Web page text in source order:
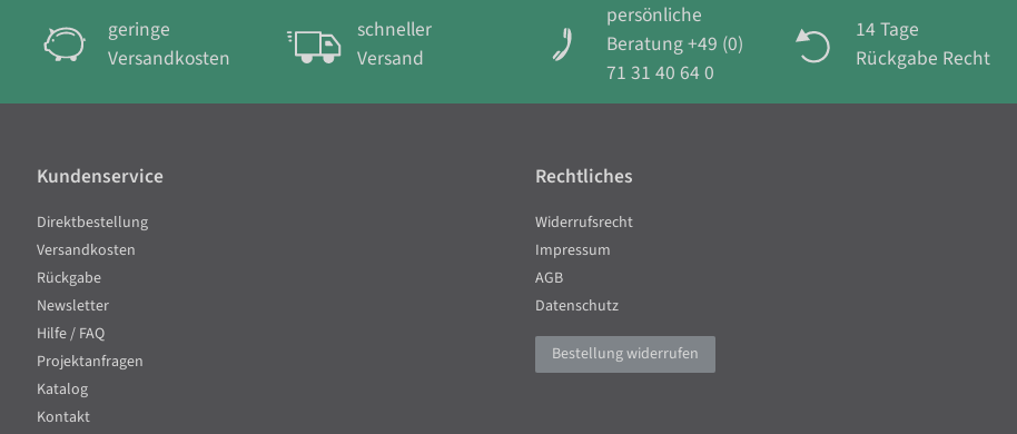
geringe
Versandkosten
schneller
Versand
persönliche
Beratung +49 (0)
71 31 40 64 0
14 Tage
Rückgabe Recht
Kundenservice
Direktbestellung
Versandkosten
Rückgabe
Newsletter
Hilfe / FAQ
Projektanfragen
Katalog
Kontakt
Rechtliches
Widerrufsrecht
Impressum
AGB
Datenschutz
Bestellung widerrufen